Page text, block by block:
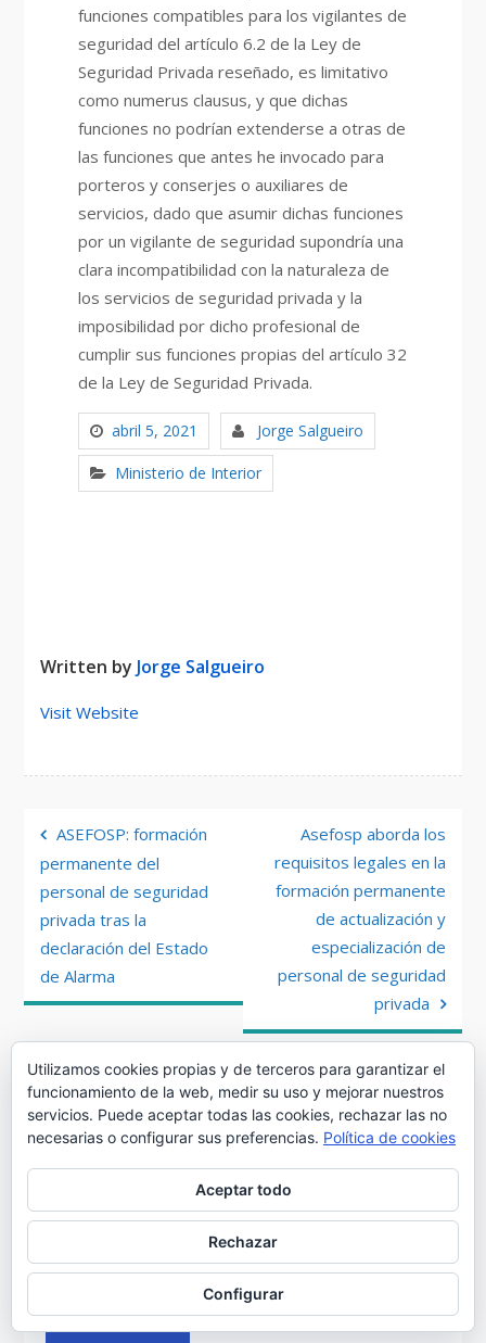
funciones compatibles para los vigilantes de
seguridad del artículo 6.2 de la Ley de
Seguridad Privada reseñado, es limitativo
como numerus clausus, y que dichas
funciones no podrían extenderse a otras de
las funciones que antes he invocado para
porteros y conserjes o auxiliares de
servicios, dado que asumir dichas funciones
por un vigilante de seguridad supondría una
clara incompatibilidad con la naturaleza de
los servicios de seguridad privada y la
imposibilidad por dicho profesional de
cumplir sus funciones propias del artículo 32
de la Ley de Seguridad Privada.
abril 5, 2021 Jorge Salgueiro
Ministerio de Interior
Written by Jorge Salgueiro
Visit Website
Navegación
de
entradas
ASEFOSP: formación
permanente del
personal de seguridad
privada tras la
declaración del Estado
de Alarma
Asefosp aborda los
requisitos legales en la
formación permanente
de actualización y
especialización de
personal de seguridad
privada
Suscribete al Newsletter
Por favor, acepta los términos y condiciones
Utilizamos cookies propias y de terceros para garantizar el
funcionamiento de la web, medir su uso y mejorar nuestros
servicios. Puede aceptar todas las cookies, rechazar las no
necesarias o configurar sus preferencias. Política de cookies
Aceptar todo
Rechazar
Configurar